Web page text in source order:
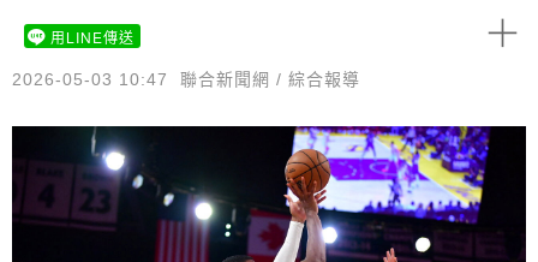
2026-05-03 10:47 聯合新聞網 / 綜合報導
用LINE傳送